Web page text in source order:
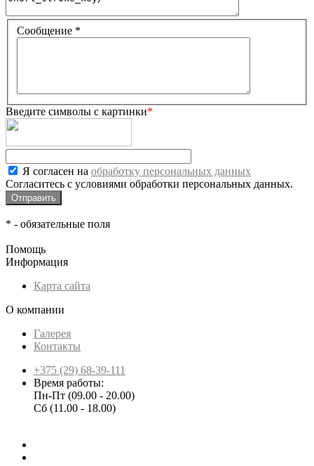
Сообщение *
Введите символы с картинки*
Я согласен на обработку персональных данных
Согласитесь с условиями обработки персональных данных.
* - обязательные поля
Помощь
Информация
Карта сайта
О компании
Галерея
Контакты
+375 (29) 68-39-111
Время работы:
Пн-Пт (09.00 - 20.00)
Сб (11.00 - 18.00)